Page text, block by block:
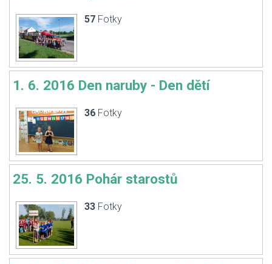
57 Fotky
1. 6. 2016 Den naruby - Den dětí
36 Fotky
25. 5. 2016 Pohár starostů
33 Fotky